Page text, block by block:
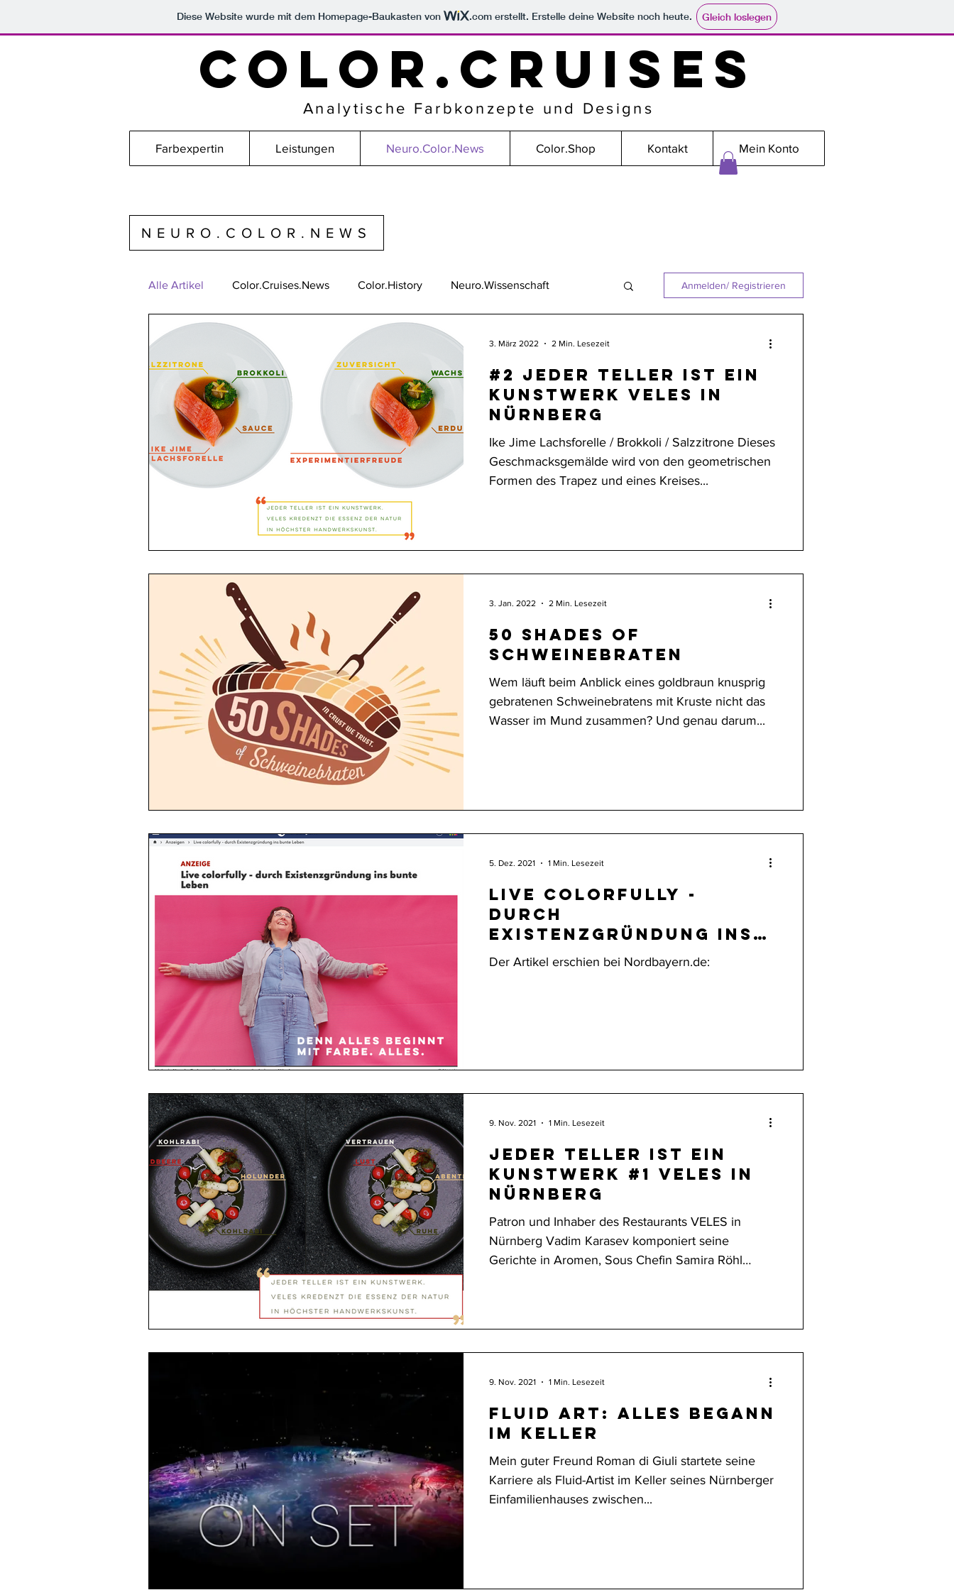
Diese Website wurde mit dem Homepage-Baukasten von .com erstellt. Erstelle deine Website noch heute. Gleich loslegen
COLOR.CRUISES
Analytische Farbkonzepte und Designs
Farbexpertin Leistungen Neuro.Color.News Color.Shop Kontakt Mein Konto
NEURO.COLOR.NEWS
Alle Artikel Color.Cruises.News Color.History Neuro.Wissenschaft Anmelden/ Registrieren
#2 Jeder Teller ist ein
Kunstwerk VELES in
Nürnberg
Ike Jime Lachsforelle / Brokkoli / Salzzitrone Dieses
Geschmacksgemälde wird von den geometrischen
Formen des Trapez und eines Kreises...
3. März 2022 2 Min. Lesezeit
50 Shades of
schweinebraten
Wem läuft beim Anblick eines goldbraun knusprig
gebratenen Schweinebratens mit Kruste nicht das
Wasser im Mund zusammen? Und genau darum...
3. Jan. 2022 2 Min. Lesezeit
Live colorfully -
durch
Existenzgründung ins
bunte Leben
Der Artikel erschien bei Nordbayern.de:
5. Dez. 2021 1 Min. Lesezeit
Jeder Teller ist ein
Kunstwerk #1 VELES in
Nürnberg
Patron und Inhaber des Restaurants VELES in
Nürnberg Vadim Karasev komponiert seine
Gerichte in Aromen, Sous Chefin Samira Röhl
9. Nov. 2021 1 Min. Lesezeit
Fluid Art: Alles begann
im Keller
Mein guter Freund Roman di Giuli startete seine
Karriere als Fluid-Artist im Keller seines Nürnberger
Einfamilienhauses zwischen...
9. Nov. 2021 1 Min. Lesezeit